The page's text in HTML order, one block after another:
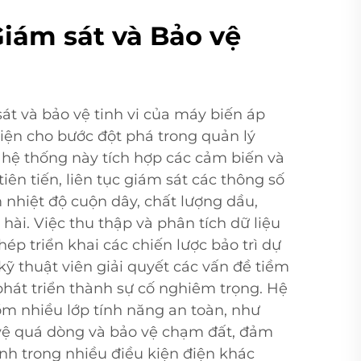
sát và Bảo vệ
và bảo vệ tinh vi của máy biến áp
cho bước đột phá trong quản lý
thống này tích hợp các cảm biến và
tiến, liên tục giám sát các thông số
độ cuộn dây, chất lượng dầu,
Việc thu thập và phân tích dữ liệu
triển khai các chiến lược bảo trì dự
thuật viên giải quyết các vấn đề tiềm
triển thành sự cố nghiêm trọng. Hệ
nhiều lớp tính năng an toàn, như
quá dòng và bảo vệ chạm đất, đảm
trong nhiều điều kiện điện khác